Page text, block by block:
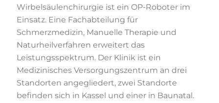
Wirbelsäulenchirurgie ist ein OP-Roboter im
Einsatz. Eine Fachabteilung für
Schmerzmedizin, Manuelle Therapie und
Naturheilverfahren erweitert das
Leistungsspektrum. Der Klinik ist ein
Medizinisches Versorgungszentrum an drei
Standorten angegliedert, zwei Standorte
befinden sich in Kassel und einer in Baunatal.